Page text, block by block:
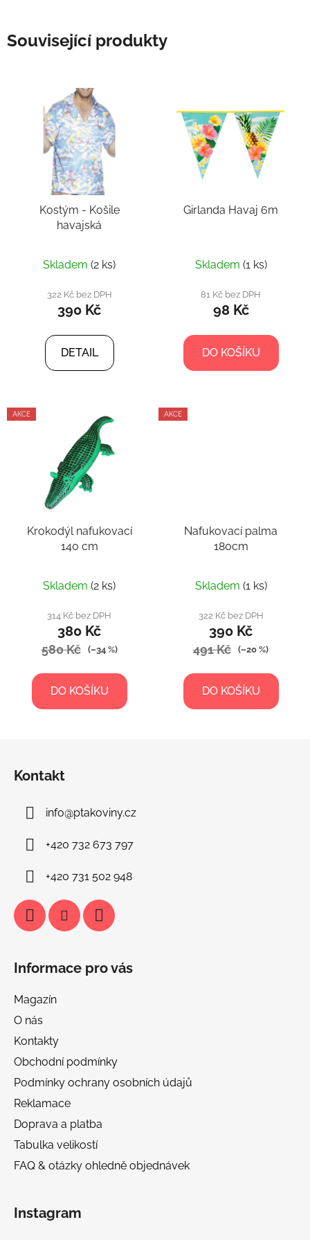
Související produkty
Kostým - Košile
havajská
Skladem (2 ks)
322 Kč bez DPH
390 Kč
DETAIL
Girlanda Havaj 6m
Skladem (1 ks)
81 Kč bez DPH
98 Kč
DO KOŠÍKU
AKCE
Krokodýl nafukovací
140 cm
Skladem (2 ks)
314 Kč bez DPH
380 Kč
580 Kč (–34 %)
DO KOŠÍKU
AKCE
Nafukovací palma
180cm
Skladem (1 ks)
322 Kč bez DPH
390 Kč
491 Kč (–20 %)
DO KOŠÍKU
Kontakt
info@ptakoviny.cz
+420 732 673 797
+420 731 502 948
Informace pro vás
Magazín
O nás
Kontakty
Obchodní podmínky
Podmínky ochrany osobních údajů
Reklamace
Doprava a platba
Tabulka velikostí
FAQ & otázky ohledně objednávek
Instagram